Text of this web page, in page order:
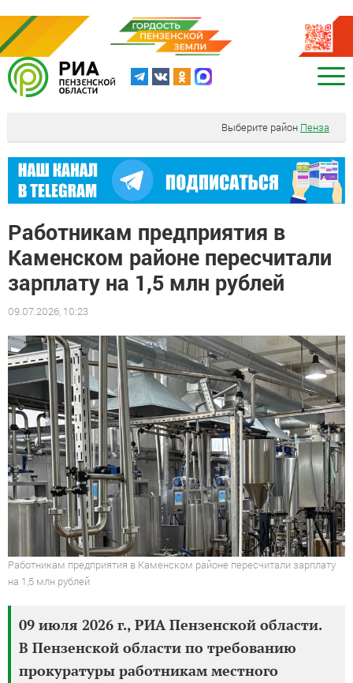
Выберите район Пенза
Работникам предприятия в
Каменском районе пересчитали
зарплату на 1,5 млн рублей
09.07.2026, 10:23
Работникам предприятия в Каменском районе пересчитали зарплату
на 1,5 млн рублей
09 июля 2026 г., РИА Пензенской области.
В Пензенской области по требованию
прокуратуры работникам местного